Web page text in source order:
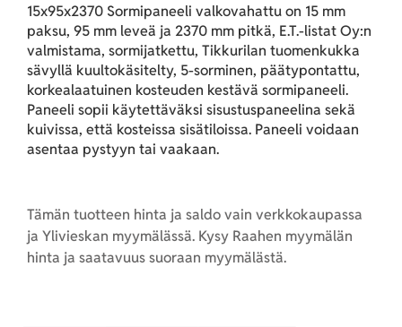
15x95x2370 Sormipaneeli valkovahattu on 15 mm
paksu, 95 mm leveä ja 2370 mm pitkä, E.T.-listat Oy:n
valmistama, sormijatkettu, Tikkurilan tuomenkukka
sävyllä kuultokäsitelty, 5-sorminen, päätypontattu,
korkealaatuinen kosteuden kestävä sormipaneeli.
Paneeli sopii käytettäväksi sisustuspaneelina sekä
kuivissa, että kosteissa sisätiloissa. Paneeli voidaan
asentaa pystyyn tai vaakaan.
Tämän tuotteen hinta ja saldo vain verkkokaupassa
ja Ylivieskan myymälässä. Kysy Raahen myymälän
hinta ja saatavuus suoraan myymälästä.